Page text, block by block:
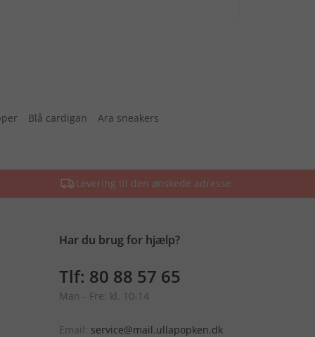
Blå cardigan
Ara sneakers
Levering til den ønskede adresse
Har du brug for hjælp?
Tlf: 80 88 57 65
Man - Fre: kl. 10-14
Email: service@mail.ullapopken.dk